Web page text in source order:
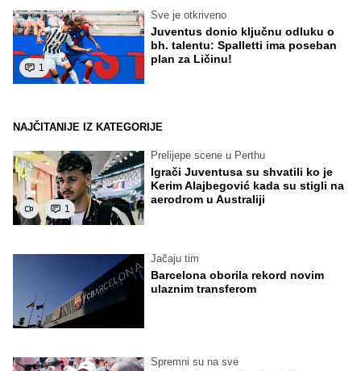
1
Sve je otkriveno
Juventus donio ključnu odluku o
bh. talentu: Spalletti ima poseban
plan za Ličinu!
NAJČITANIJE IZ KATEGORIJE
1
Prelijepe scene u Perthu
Igrači Juventusa su shvatili ko je
Kerim Alajbegović kada su stigli na
aerodrom u Australiji
Jačaju tim
Barcelona oborila rekord novim
ulaznim transferom
Spremni su na sve